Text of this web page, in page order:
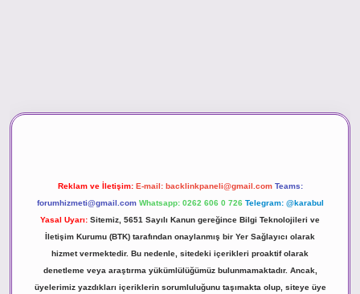
Reklam ve İletişim: E-mail: backlinkpaneli@gmail.com Teams:
forumhizmeti@gmail.com Whatsapp: 0262 606 0 726 Telegram: @karabul
Yasal Uyarı: Sitemiz, 5651 Sayılı Kanun gereğince Bilgi Teknolojileri ve
İletişim Kurumu (BTK) tarafından onaylanmış bir Yer Sağlayıcı olarak
hizmet vermektedir. Bu nedenle, sitedeki içerikleri proaktif olarak
denetleme veya araştırma yükümlülüğümüz bulunmamaktadır. Ancak,
üyelerimiz yazdıkları içeriklerin sorumluluğunu taşımakta olup, siteye üye